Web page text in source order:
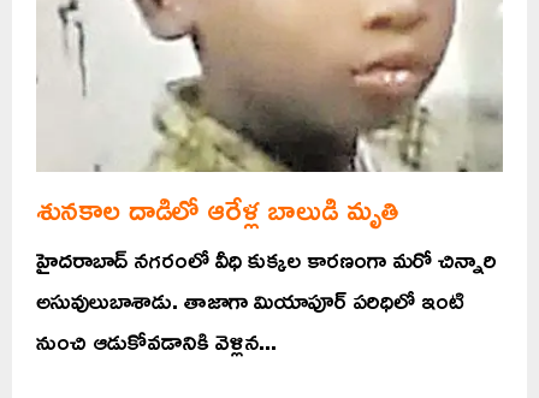
శునకాల దాడిలో ఆరేళ్ల బాలుడి మృతి
హైదరాబాద్ నగరంలో వీధి కుక్కల కారణంగా మరో చిన్నారి
అసువులుబాశాడు. తాజాగా మియాపూర్ పరిధిలో ఇంటి
నుంచి ఆడుకోవడానికి వెళ్లిన...